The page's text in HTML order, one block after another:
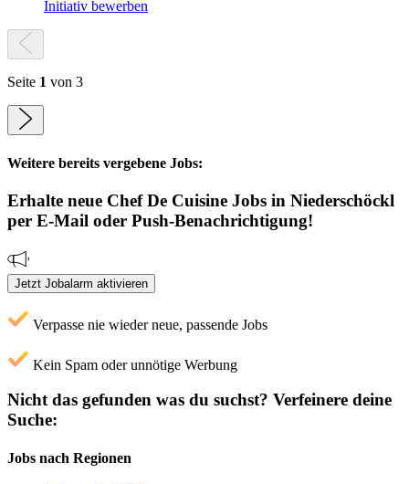
Initiativ bewerben
Seite 1 von 3
Weitere bereits vergebene Jobs:
Erhalte neue Chef De Cuisine Jobs in Niederschöckl
per E-Mail oder Push-Benachrichtigung!
Jetzt Jobalarm aktivieren
Verpasse nie wieder neue, passende Jobs
Kein Spam oder unnötige Werbung
Nicht das gefunden was du suchst? Verfeinere deine
Suche:
Jobs nach Regionen